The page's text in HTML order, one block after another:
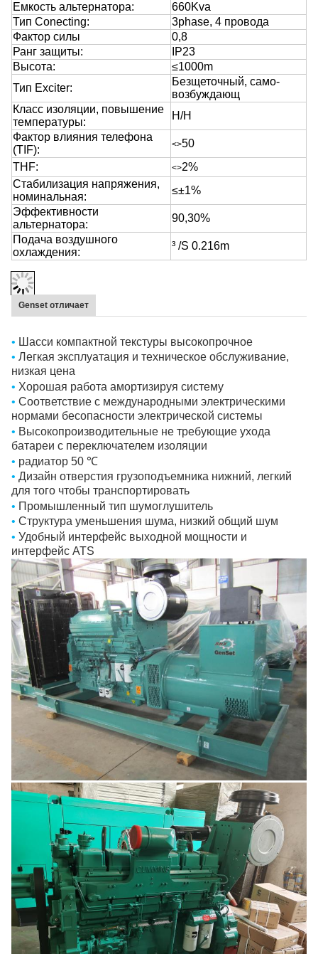
Емкость альтернатора:
660Kva
Тип Conecting:
3phase, 4 провода
Фактор силы
0,8
Ранг защиты:
IP23
Высота:
≤1000m
Тип Exciter:
Безщеточный, само-
возбуждающ
Класс изоляции, повышение
температуры:
H/H
Фактор влияния телефона
(TIF):
<>50
THF:
<>2%
Стабилизация напряжения,
номинальная:
≤±1%
Эффективности
альтернатора:
90,30%
Подача воздушного
охлаждения:
³ /S 0.216m
Genset отличает
• Шасси компактной текстуры высокопрочное
• Легкая эксплуатация и техническое обслуживание,
низкая цена
• Хорошая работа амортизируя систему
• Соответствие с международными электрическими
нормами бесопасности электрической системы
• Высокопроизводительные не требующие ухода
батареи с переключателем изоляции
• радиатор 50 ℃
• Дизайн отверстия грузоподъемника нижний, легкий
для того чтобы транспортировать
• Промышленный тип шумоглушитель
• Структура уменьшения шума, низкий общий шум
• Удобный интерфейс выходной мощности и
интерфейс ATS